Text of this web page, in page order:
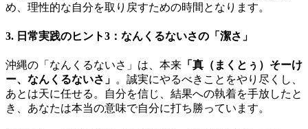
め、理性的な自分を取り戻すための時間となります。
3. 日常実践のヒント3：なんくるないさの「潔さ」
沖縄の「なんくるないさ」は、本来 「真（まくとぅ）そーけ
ー、なんくるないさ」 。誠実にやるべきことをやり尽くし、
あとは天に任せる。自分を信じ、結果への執着を手放したと
き、あなたは本当の意味で自分に打ち勝っています。